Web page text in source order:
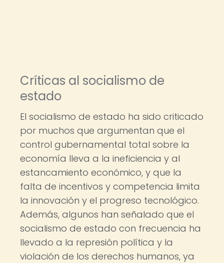
Críticas al socialismo de
estado
El socialismo de estado ha sido criticado
por muchos que argumentan que el
control gubernamental total sobre la
economía lleva a la ineficiencia y al
estancamiento económico, y que la
falta de incentivos y competencia limita
la innovación y el progreso tecnológico.
Además, algunos han señalado que el
socialismo de estado con frecuencia ha
llevado a la represión política y la
violación de los derechos humanos, ya